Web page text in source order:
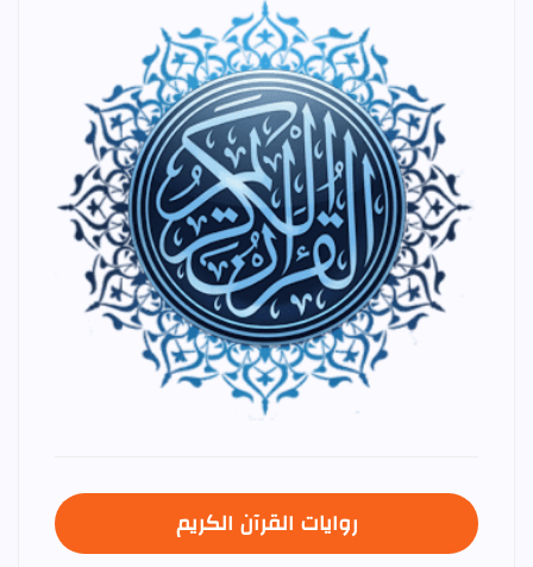
روايات القرآن الكريم